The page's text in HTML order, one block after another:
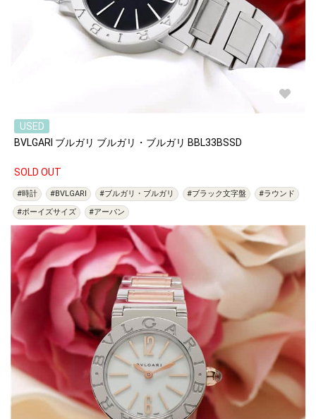
USED
BVLGARI ブルガリ ブルガリ・ブルガリ BBL33BSSD
SOLD OUT
#時計 #BVLGARI #ブルガリ・ブルガリ #ブラック文字盤
#ラウンド
#ボーイズサイズ
#アーバン